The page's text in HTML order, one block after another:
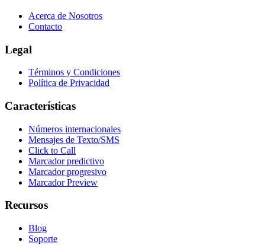
Acerca de Nosotros
Contacto
Legal
Términos y Condiciones
Política de Privacidad
Características
Números internacionales
Mensajes de Texto/SMS
Click to Call
Marcador predictivo
Marcador progresivo
Marcador Preview
Recursos
Blog
Soporte